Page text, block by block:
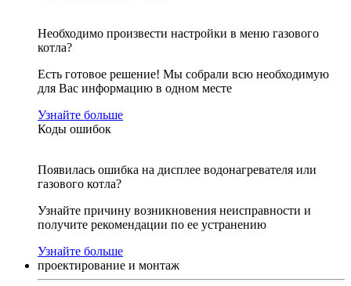
Необходимо произвести настройки в меню газового
котла?
Есть готовое решение! Мы собрали всю необходимую
для Вас информацию в одном месте
Узнайте больше
Коды ошибок
Появилась ошибка на дисплее водонагревателя или
газового котла?
Узнайте причину возникновения неисправности и
получите рекомендации по ее устранению
Узнайте больше
проектирование и монтаж